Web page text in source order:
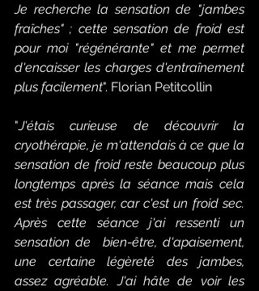
Je recherche la sensation de "jambes
fraîches" ; cette sensation de froid est
pour moi "régénérante" et me permet
d'encaisser les charges d'entraînement
plus facilement". Florian Petitcollin
"J'étais curieuse de découvrir la
cryothérapie, je m'attendais à ce que la
sensation de froid reste beaucoup plus
longtemps après la séance mais cela
est très passager, car c'est un froid sec.
Après cette séance j'ai ressenti un
sensation de  bien-être, d'apaisement,
une certaine légèreté des jambes,
assez agréable. J'ai hâte de voir les